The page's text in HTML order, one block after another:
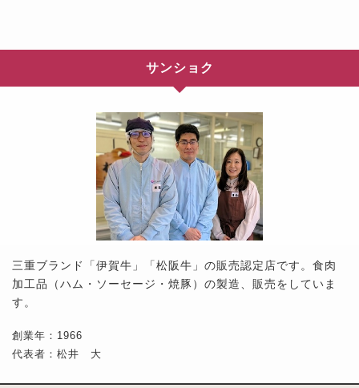
サンショク
三重ブランド「伊賀牛」「松阪牛」の販売認定店です。食肉
加工品（ハム・ソーセージ・焼豚）の製造、販売をしていま
す。
創業年：1966
代表者：松井 大